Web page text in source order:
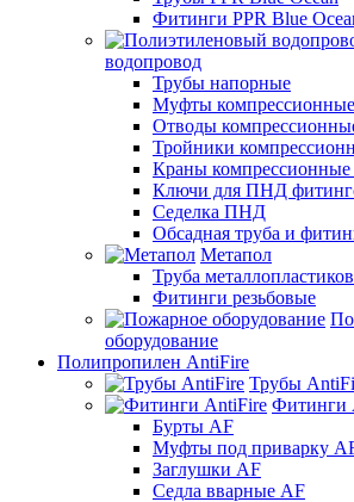
Фитинги PPR Blue
водопровод
Трубы напорные
Муфты
Отводы
Тройники
Краны
Ключи для ПНД
Седелка ПНД
Обсадная труба и
Метапол
Труба
Фитинги резьбовые
оборудование
Полипропилен AntiFire
Трубы
Фитинги
Бурты AF
Муфты под приварку
Заглушки AF
Седла вварные AF